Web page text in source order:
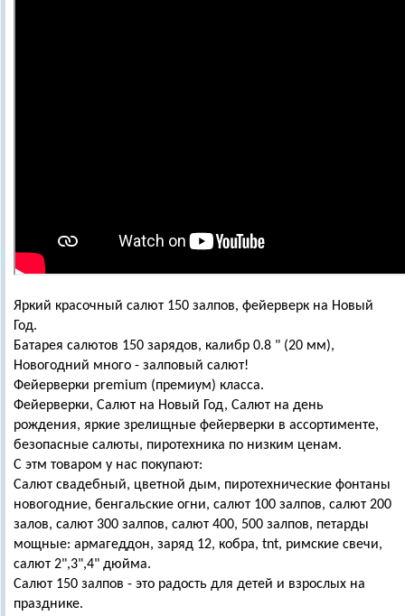
Яркий красочный салют 150 залпов, фейерверк на Новый
Год.
Батарея салютов 150 зарядов, калибр 0.8 " (20 мм),
Новогодний много - залповый салют!
Фейерверки premium (премиум) класса.
Фейерверки, Салют на Новый Год, Салют на день
рождения, яркие зрелищные фейерверки в ассортименте,
безопасные салюты, пиротехника по низким ценам.
С этм товаром у нас покупают:
Салют свадебный, цветной дым, пиротехнические фонтаны
новогодние, бенгальские огни, салют 100 залпов, салют 200
залов, салют 300 залпов, салют 400, 500 залпов, петарды
мощные: армагеддон, заряд 12, кобра, tnt, римские свечи,
салют 2",3",4" дюйма.
Салют 150 залпов - это радость для детей и взрослых на
празднике.